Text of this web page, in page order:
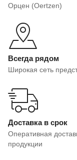
Орцен (Oertzen)
Всегда рядом
Широкая сеть
Доставка в срок
Оперативная
продукции